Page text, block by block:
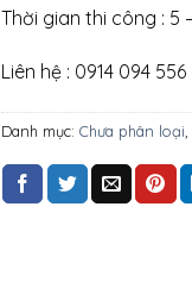
Thời gian thi công : 5
Liên hệ : 0914 094 556
Danh mục: Chưa phân loại